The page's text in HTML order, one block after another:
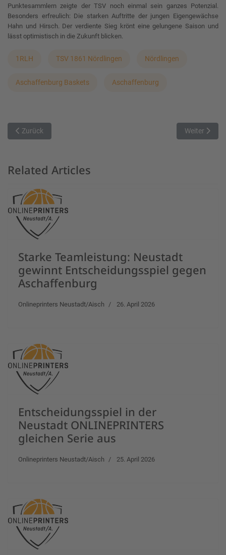
Punktesammlern zeigte der TSV noch einmal sein ganzes Potenzial.
Besonders erfreulich: Die starken Auftritte der jungen Eigengewächse
Hahn und Hirsch. Der verdiente Sieg krönt eine gelungene Saison und
lässt optimistisch in die Zukunft blicken.
1RLH TSV 1861 Nördlingen Nördlingen
Aschaffenburg Baskets Aschaffenburg
Vorheriger Beitrag: TTL Basketball Bamberg beendet Saison mit
Zurück Nächster
Weiter
Related Articles
Starke Teamleistung: Neustadt
gewinnt Entscheidungsspiel gegen
Aschaffenburg
Onlineprinters Neustadt/Aisch 26. April 2026
Entscheidungsspiel in der
Neustadt ONLINEPRINTERS
gleichen Serie aus
Onlineprinters Neustadt/Aisch 25. April 2026